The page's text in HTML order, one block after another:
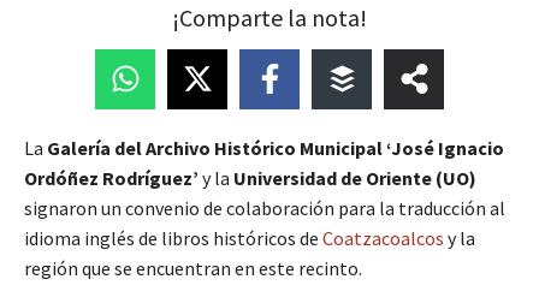
¡Comparte la nota!
La Galería del Archivo Histórico Municipal ‘José Ignacio
Ordóñez Rodríguez’ y la Universidad de Oriente (UO)
signaron un convenio de colaboración para la traducción al
idioma inglés de libros históricos de Coatzacoalcos y la
región que se encuentran en este recinto.